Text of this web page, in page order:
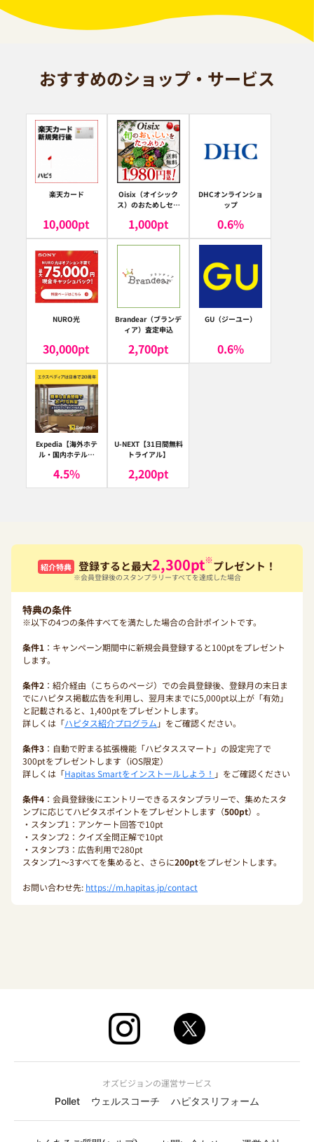
おすすめのショップ・サービス
楽天カード
10,000pt
Oisix（オイシック
ス）のおためしセッ
1,000pt
DHCオンラインショ
ップ
0.6%
NURO光
30,000pt
Brandear（ブランデ
ィア）査定申込
2,700pt
GU（ジーユー）
0.6%
Expedia【海外ホテ
ル・国内ホテル予
ア）
4.5%
U-NEXT【31日間無料
トライアル】
2,200pt
紹介特典 登録すると最大2,300pt※プレゼント！
※会員登録後のスタンプラリーすべてを達成した場合
特典の条件
※以下の4つの条件すべてを満たした場合の合計ポイントです。
条件1 ：キャンペーン期間中に新規会員登録すると100ptをプレゼント
します。
条件2 ：紹介経由（こちらのページ）での会員登録後、登録月の末日ま
でにハピタス掲載広告を利用し、翌月末までに5,000pt以上が「有効」
と記載されると、1,400ptをプレゼントします。
詳しくは「ハピタス紹介プログラム 」をご確認ください。
条件3 ：自動で貯まる拡張機能「ハピタススマート」の設定完了で
300ptをプレゼントします（iOS限定）
詳しくは「Hapitas Smartをインストールしよう！ 」をご確認ください
条件4 ：会員登録後にエントリーできるスタンプラリーで、集めたスタ
ンプに応じてハピタスポイントをプレゼントします（500pt）。
・スタンプ1：アンケート回答で10pt
・スタンプ2：クイズ全問正解で10pt
・スタンプ3：広告利用で280pt
スタンプ1〜3すべてを集めると、さらに200ptをプレゼントします。
お問い合わせ先: https://m.hapitas.jp/contact
オズビジョンの運営サービス
Pollet
ウェルスコーチ ハピタスリフォーム